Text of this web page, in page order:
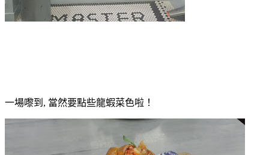
一場嚟到, 當然要點些龍蝦菜色啦！